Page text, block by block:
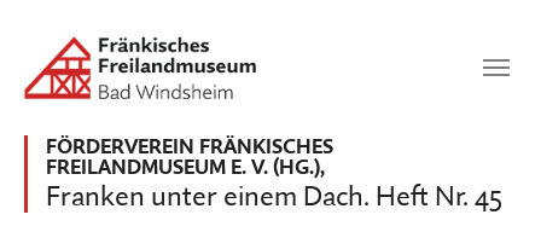
SUCHEN
Franken unter einem Dach. Heft Nr. 45
FÖRDERVEREIN FRÄNKISCHES
FREILANDMUSEUM E. V. (HG.),